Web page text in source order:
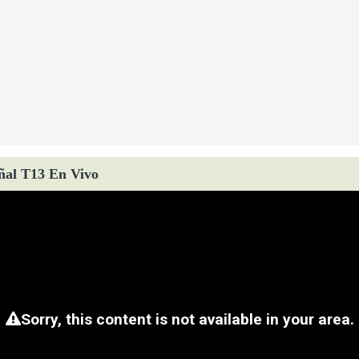
T13 En Vivo